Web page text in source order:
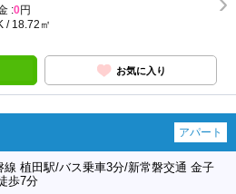
:0円
/ 18.72㎡
お気に入り
アパート
線 植田駅/バス乗車3分/新常磐交通 金子
歩7分